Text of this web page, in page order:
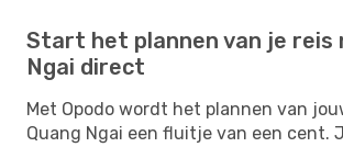
Start het plannen van je reis
Ngai direct
Met Opodo wordt het plannen van
Quang Ngai een fluitje van een cent.